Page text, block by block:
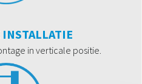
in verticale positie.